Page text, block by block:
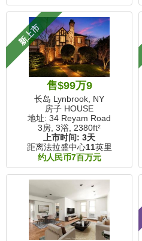
新上市
售$99万9
长岛 Lynbrook, NY
房子 HOUSE
地址: 34 Reyam Road
3房, 3浴, 2380ft²
上市时间: 3天
距离法拉盛中心11英里
约人民币7百万元